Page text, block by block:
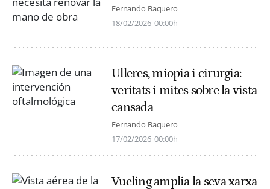
Fernando Baquero
18/02/2026 00:00h
Ulleres, miopia i cirurgia:
veritats i mites sobre la vista
cansada
Fernando Baquero
17/02/2026 00:00h
Vueling amplia la seva xarxa